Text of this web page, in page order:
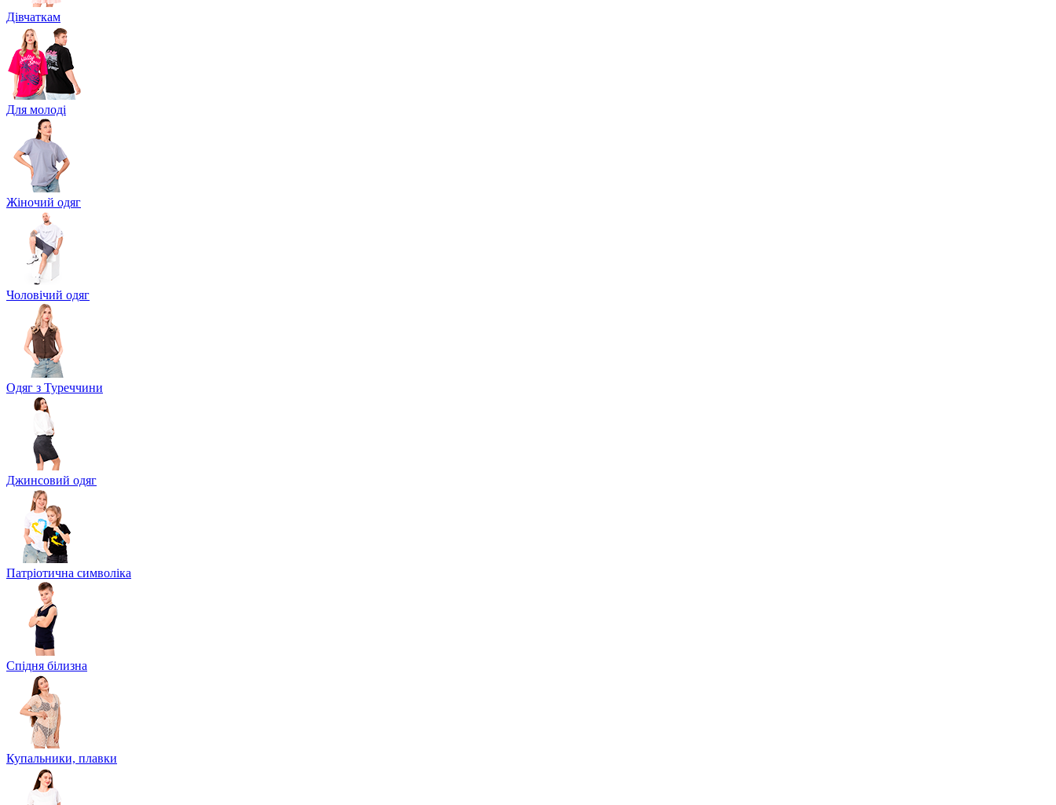
Дівчаткам
Для молоді
Жіночий одяг
Чоловічий одяг
Одяг з Туреччини
Джинсовий одяг
Патріотична символіка
Спідня білизна
Купальники, плавки